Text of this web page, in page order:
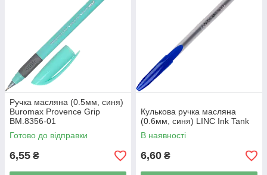
Ручка масляна (0.5мм, синя)
Buromax Provence Grip
BM.8356-01
Готово до відправки
6,55 ₴
Кулькова ручка масляна
(0.6мм, синя) LINC Ink Tank
В наявності
6,60 ₴